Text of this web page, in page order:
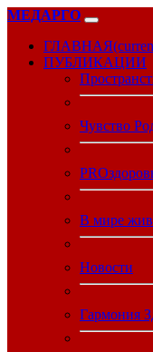
МЕДАРГО
ГЛАВНАЯ
ПУБЛИКАЦИИ
Чувство
В мире
Новости
Гармония